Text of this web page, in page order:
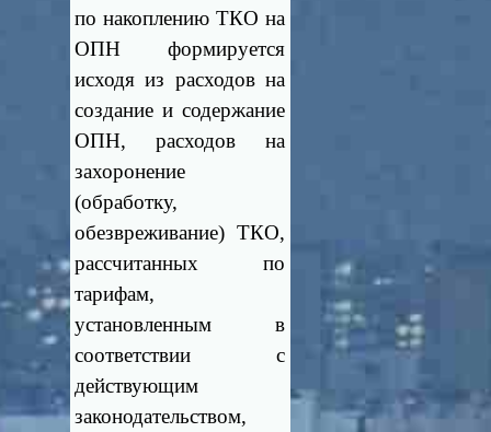
по накоплению ТКО на
ОПН формируется
исходя из расходов на
создание и содержание
ОПН, расходов на
захоронение
(обработку,
обезвреживание) ТКО,
рассчитанных по
тарифам,
установленным в
соответствии с
действующим
законодательством,